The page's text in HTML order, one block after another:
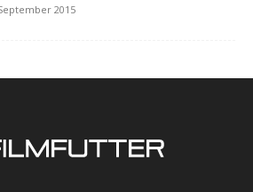
2015